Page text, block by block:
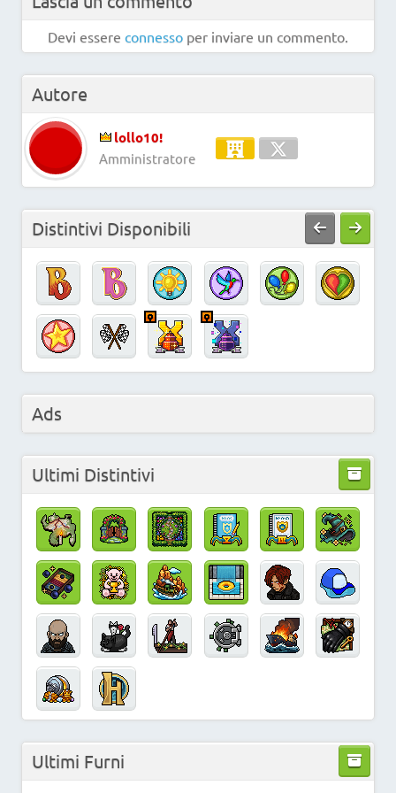
Devi essere connesso per inviare un commento.
Autore
lollo10!
Amministratore
Distintivi Disponibili
Ads
Ultimi Distintivi
Ultimi Furni